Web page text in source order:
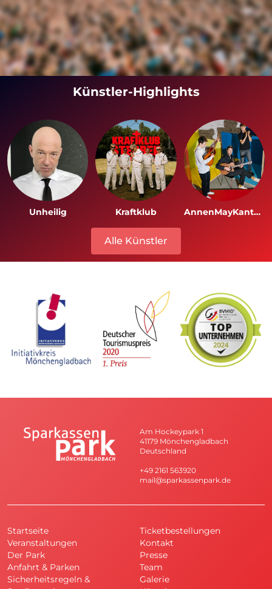
Künstler-Highlights
Unheilig Kraftklub AnnenMayKantereit
Alle Künstler
Am Hockeypark 1
41179 Mönchengladbach
Deutschland
+49 2161 563920
mail@sparkassenpark.de
Startseite
Veranstaltungen
Der Park
Anfahrt & Parken
Sicherheitsregeln &
Ticketbestellungen
Kontakt
Presse
Team
Galerie